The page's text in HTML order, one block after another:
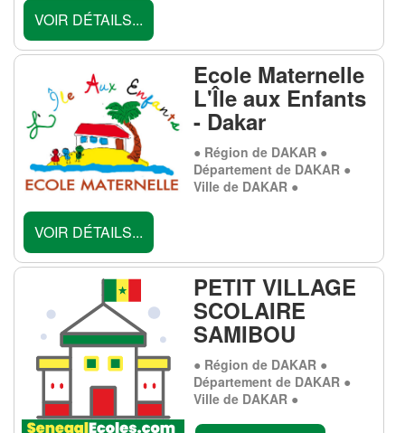
VOIR DÉTAILS...
Ecole Maternelle
L'Île aux Enfants
- Dakar
● Région de DAKAR ●
Département de DAKAR ●
Ville de DAKAR ●
VOIR DÉTAILS...
PETIT VILLAGE
SCOLAIRE
SAMIBOU
● Région de DAKAR ●
Département de DAKAR ●
Ville de DAKAR ●